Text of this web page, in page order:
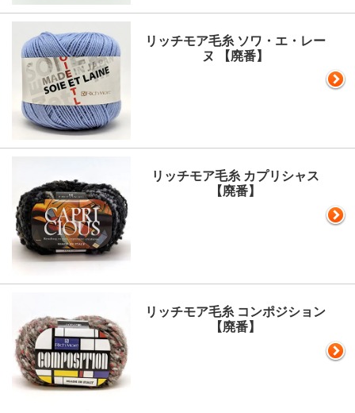
リッチモア毛糸 ソワ・エ・レー
ヌ 【廃番】
リッチモア毛糸 カプリシャス
【廃番】
リッチモア毛糸 コンポジション
【廃番】